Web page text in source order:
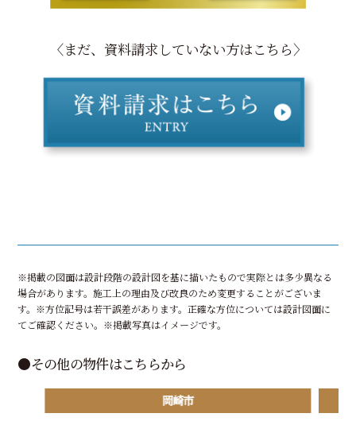
〈まだ、資料請求していない方はこちら〉
※掲載の図面は設計段階の設計図を基に描いたもので実際とは多少異なる
場合があります。施工上の理由及び改良のため変更することがございま
す。※方位記号は若干誤差があります。正確な方位については設計図面に
てご確認ください。※掲載写真はイメージです。
●その他の物件はこちらから
岡崎市